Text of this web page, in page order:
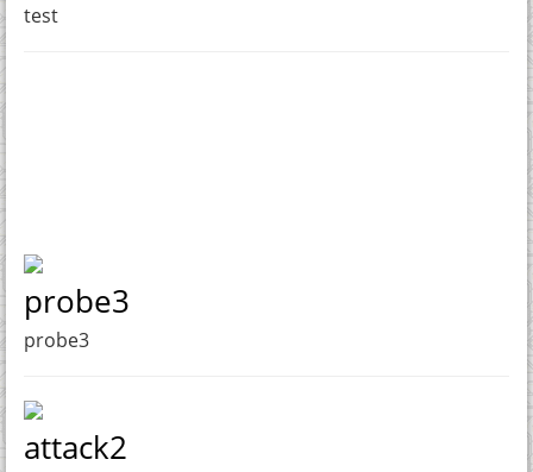
test
probe3
probe3
attack2